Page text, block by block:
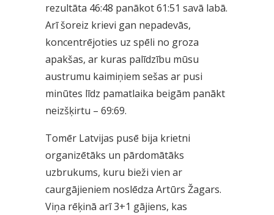
rezultāta 46:48 panākot 61:51 savā labā.
Arī šoreiz krievi gan nepadevās,
koncentrējoties uz spēli no groza
apakšas, ar kuras palīdzību mūsu
austrumu kaimiņiem sešas ar pusi
minūtes līdz pamatlaika beigām panākt
neizšķirtu – 69:69.
Tomēr Latvijas pusē bija krietni
organizētāks un pārdomātāks
uzbrukums, kuru bieži vien ar
caurgājieniem noslēdza Artūrs Žagars.
Viņa rēķinā arī 3+1 gājiens, kas